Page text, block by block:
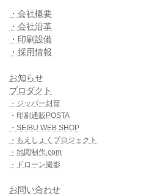
・会社概要
・会社沿革
・印刷設備
・採用情報
お知らせ
プロダクト
・ジッパー封筒
・ 印刷通販POSTA
・SEIBU WEB SHOP
・もえしょくプロジェクト
・地図制作.com
・ドローン撮影
お問い合わせ